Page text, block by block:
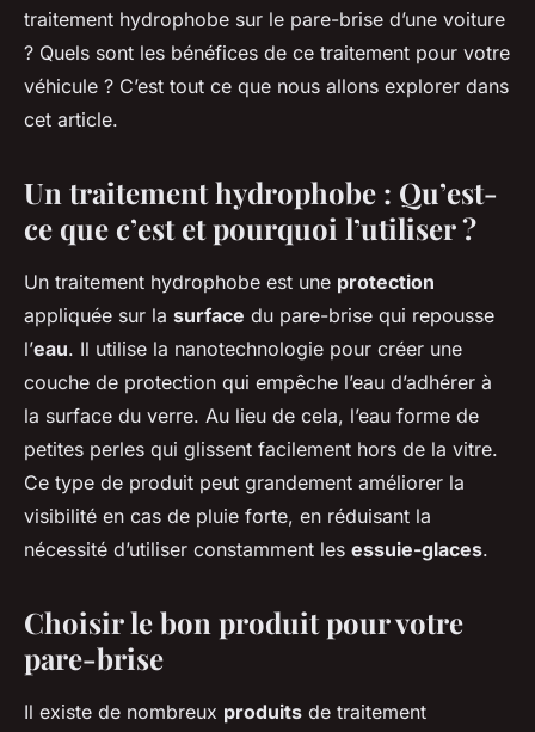
traitement hydrophobe sur le pare-brise d’une voiture
? Quels sont les bénéfices de ce traitement pour votre
véhicule ? C’est tout ce que nous allons explorer dans
cet article.
Un traitement hydrophobe : Qu’est-
ce que c’est et pourquoi l’utiliser ?
Un traitement hydrophobe est une protection
appliquée sur la surface du pare-brise qui repousse
l’eau. Il utilise la nanotechnologie pour créer une
couche de protection qui empêche l’eau d’adhérer à
la surface du verre. Au lieu de cela, l’eau forme de
petites perles qui glissent facilement hors de la vitre.
Ce type de produit peut grandement améliorer la
visibilité en cas de pluie forte, en réduisant la
nécessité d’utiliser constamment les essuie-glaces.
Choisir le bon produit pour votre
pare-brise
Il existe de nombreux produits de traitement